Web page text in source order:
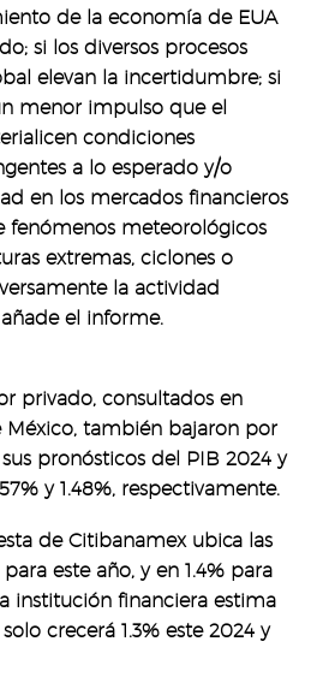
de la economía de EUA
si los diversos procesos
elevan la incertidumbre; si
menor impulso que el
condiciones
a lo esperado y/o
en los mercados financieros
fenómenos meteorológicos
extremas, ciclones o
la actividad
el informe.
privado, consultados en
también bajaron por
pronósticos del PIB 2024 y
y 1.48%, respectivamente.
de Citibanamex ubica las
este año, y en 1.4% para
institución financiera estima
crecerá 1.3% este 2024 y